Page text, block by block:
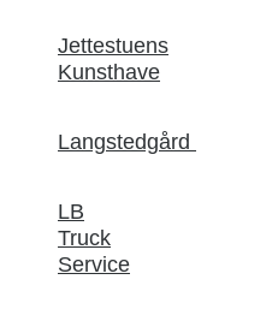
Jettestuens
Kunsthave
Langstedgård
LB
Truck
Service